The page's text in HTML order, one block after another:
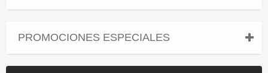
PROMOCIONES ESPECIALES